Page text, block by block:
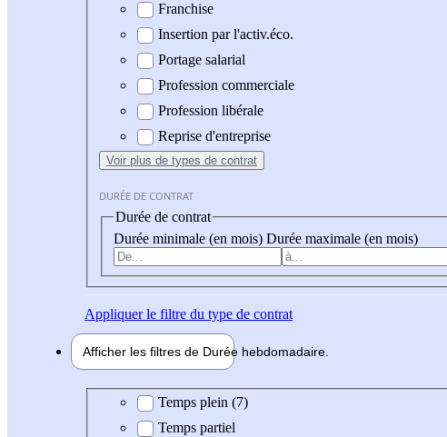
Franchise
Insertion par l'activ.éco.
Portage salarial
Profession commerciale
Profession libérale
Reprise d'entreprise
Voir plus de types de contrat
DURÉE DE CONTRAT
Durée de contrat
Durée minimale (en mois) Durée maximale (en mois)
Appliquerle filtre du type de contrat
Afficher les filtres de Durée hebdomadaire
Durée hebdomadaire
Temps plein (7)
Temps partiel